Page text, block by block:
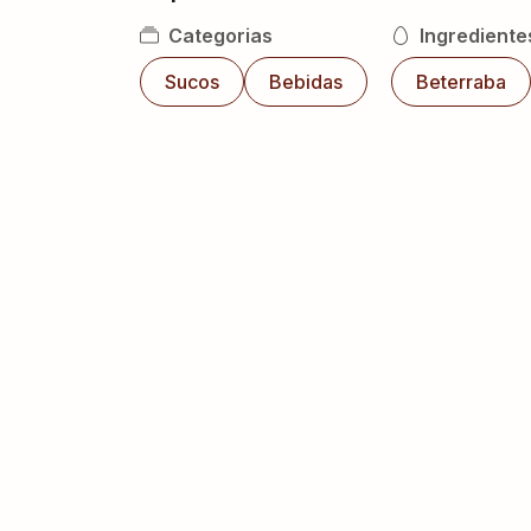
Categorias
Sucos
Bebidas
Beterraba